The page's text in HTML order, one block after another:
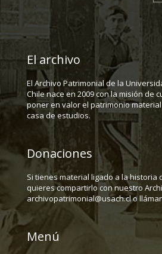
El archivo
El Archivo Patrimonial de la
Chile nace en 2009 con la misión de
poner en valor el patrimonio
casa de estudios.
Donaciones
Si tienes material ligado a la historia
quieres compartirlo con nuestro
archivopatrimonial@usach.cl o
Menú